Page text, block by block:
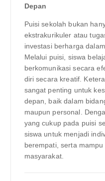
Depan
Puisi sekolah bukan
ekstrakurikuler atau
investasi berharga
Melalui puisi, siswa
berkomunikasi secara
diri secara kreatif.
sangat penting untuk
depan, baik dalam
maupun personal.
yang cukup pada puisi
siswa untuk menjadi
berempati, serta
masyarakat.